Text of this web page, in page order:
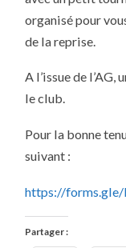
organisé pour
de la reprise.
A l’issue de
le club.
Pour la bonne
suivant :
https://
Partager :